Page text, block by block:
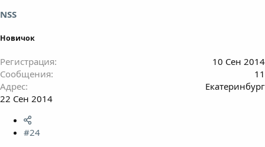
NSS
Новичок
Регистрация
10 Сен 2014
Сообщения
11
Адрес
Екатеринбург
22 Сен 2014
#24